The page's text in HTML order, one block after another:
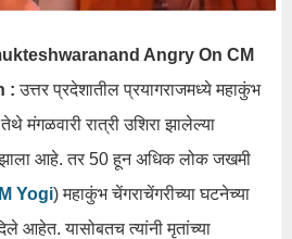
Angry On CM
: उत्तर प्रदेशातील प्रयागराजमध्ये महाकुंभ
मंगळवारी रात्री उशिरा झालेल्या
झाला आहे. तर 50 हून अधिक लोक जखमी
Yogi) महाकुंभ चेंगराचेंगरीच्या घटनेच्या
आहेत. यासोबतच त्यांनी मृतांच्या